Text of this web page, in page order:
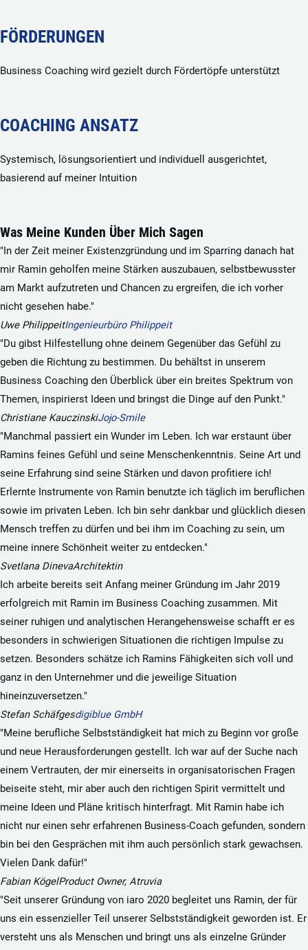
FÖRDERUNGEN
Business Coaching wird gezielt durch Fördertöpfe unterstützt
COACHING ANSATZ
Systemisch, lösungsorientiert und individuell ausgerichtet,
basierend auf meiner Intuition
Was Meine Kunden Über Mich Sagen
"In der Zeit meiner Existenzgründung und im Sparring danach hat
mir Ramin geholfen meine Stärken auszubauen, selbstbewusster
am Markt aufzutreten und Chancen zu ergreifen, die ich vorher
nicht gesehen habe."
Uwe PhilippeitIngenieurbüro Philippeit
"Du gibst Hilfestellung ohne deinem Gegenüber das Gefühl zu
geben die Richtung zu bestimmen. Du behältst in unserem
Business Coaching den Überblick über ein breites Spektrum von
Themen, inspirierst Ideen und bringst die Dinge auf den Punkt."
Christiane KauczinskiJojo-Smile
"Manchmal passiert ein Wunder im Leben. Ich war erstaunt über
Ramins feines Gefühl und seine Menschenkenntnis. Seine Art und
seine Erfahrung sind seine Stärken und davon profitiere ich!
Erlernte Instrumente von Ramin benutzte ich täglich im beruflichen
sowie im privaten Leben. Ich bin sehr dankbar und glücklich diesen
Mensch treffen zu dürfen und bei ihm im Coaching zu sein, um
meine innere Schönheit weiter zu entdecken."
Svetlana DinevaArchitektin
Ich arbeite bereits seit Anfang meiner Gründung im Jahr 2019
erfolgreich mit Ramin im Business Coaching zusammen. Mit
seiner ruhigen und analytischen Herangehensweise schafft er es
besonders in schwierigen Situationen die richtigen Impulse zu
setzen. Besonders schätze ich Ramins Fähigkeiten sich voll und
ganz in den Unternehmer und die jeweilige Situation
hineinzuversetzen."
Stefan Schäfgesdigiblue GmbH
"Meine berufliche Selbstständigkeit hat mich zu Beginn vor große
und neue Herausforderungen gestellt. Ich war auf der Suche nach
einem Vertrauten, der mir einerseits in organisatorischen Fragen
beiseite steht, mir aber auch den richtigen Spirit vermittelt und
meine Ideen und Pläne kritisch hinterfragt. Mit Ramin habe ich
nicht nur einen sehr erfahrenen Business-Coach gefunden, sondern
bin bei den Gesprächen mit ihm auch persönlich stark gewachsen.
Vielen Dank dafür!"
Fabian KögelProduct Owner, Atruvia
"Seit unserer Gründung von iaro 2020 begleitet uns Ramin, der für
uns ein essenzieller Teil unserer Selbstständigkeit geworden ist. Er
versteht uns als Menschen und bringt uns als einzelne Gründer